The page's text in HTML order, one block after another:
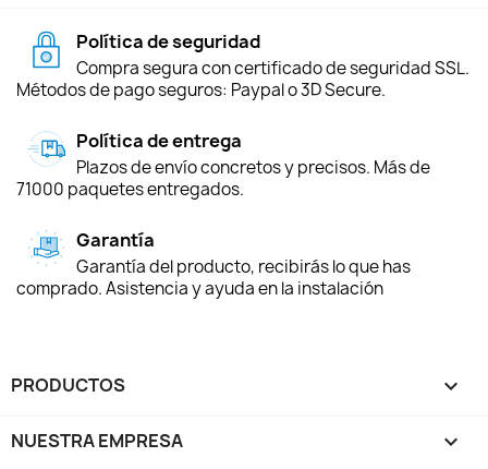
Política de seguridad
Compra segura con certificado de seguridad SSL.
Métodos de pago seguros: Paypal o 3D Secure.
Política de entrega
Plazos de envío concretos y precisos. Más de
71000 paquetes entregados.
Garantía
Garantía del producto, recibirás lo que has
comprado. Asistencia y ayuda en la instalación
PRODUCTOS 
NUESTRA EMPRESA 